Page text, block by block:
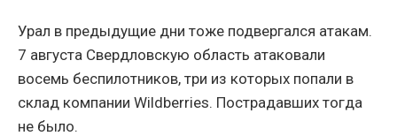
Урал в предыдущие дни тоже подвергался атакам.
7 августа Свердловскую область атаковали
восемь беспилотников, три из которых попали в
склад компании Wildberries. Пострадавших тогда
не было.